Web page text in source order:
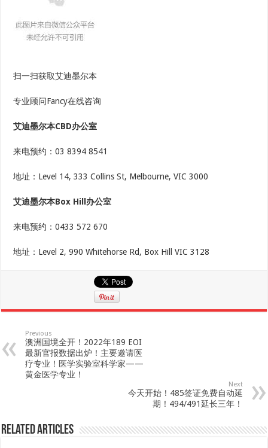
扫一扫获取艾迪墨尔本
专业顾问Fancy在线咨询
艾迪墨尔本CBD办公室
来电预约：03 8394 8541
地址：Level 14, 333 Collins St, Melbourne, VIC 3000
艾迪墨尔本Box Hill办公室
来电预约：0433 572 670
地址：Level 2, 990 Whitehorse Rd, Box Hill VIC 3128
Previous
澳洲国境全开！2022年189 EOI
最新官报数据出炉！主要邀请医
疗专业！医学实验室科学家——
黄金医学专业！
Next
今天开始！485签证免费自动延
期！494/491延长三年！
Related Articles